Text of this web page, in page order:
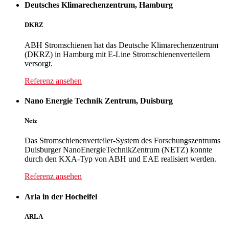
Deutsches Klimarechenzentrum, Hamburg
DKRZ
ABH Stromschienen hat das Deutsche Klimarechenzentrum
(DKRZ) in Hamburg mit E-Line Stromschienenverteilern
versorgt.
Referenz ansehen
Nano Energie Technik Zentrum, Duisburg
Netz
Das Stromschienenverteiler-System des Forschungszentrums
Duisburger NanoEnergieTechnikZentrum (NETZ) konnte
durch den KXA-Typ von ABH und EAE realisiert werden.
Referenz ansehen
Arla in der Hocheifel
ARLA